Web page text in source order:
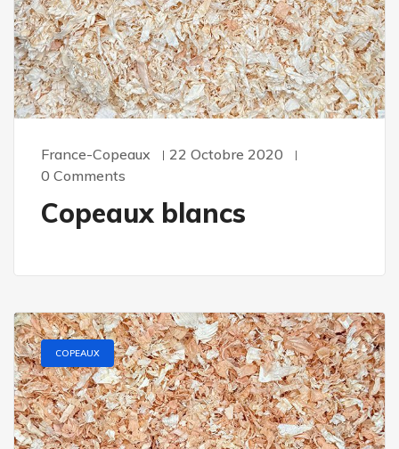
France-Copeaux
22 Octobre 2020
0 Comments
Copeaux blancs
COPEAUX